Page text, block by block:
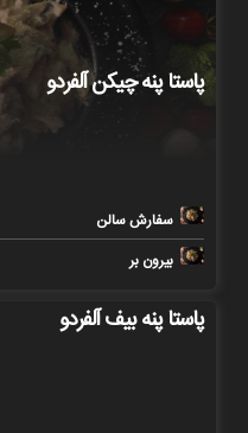
پاستا پنه چیکن آلفردو
سفارش سالن
بیرون بر
پاستا پنه بیف آلفردو